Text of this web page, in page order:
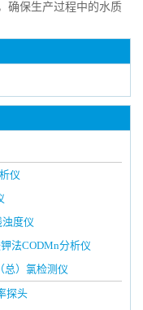
确保生产过程中的水质
仪
浊度仪
法CODMn分析仪
总）氯检测仪
探头